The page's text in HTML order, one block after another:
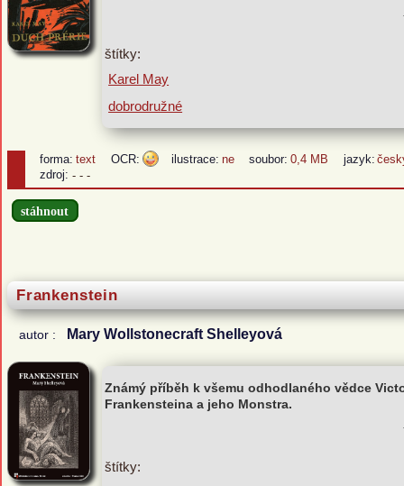
štítky:
Karel May
dobrodružné
forma: text OCR: ilustrace: ne soubor: 0,4 MB jazyk:
zdroj: - - -
stáhnout
Frankenstein
autor : Mary Wollstonecraft Shelleyová
Známý příběh k všemu odhodlaného vědce
Frankensteina a jeho Monstra.
štítky: